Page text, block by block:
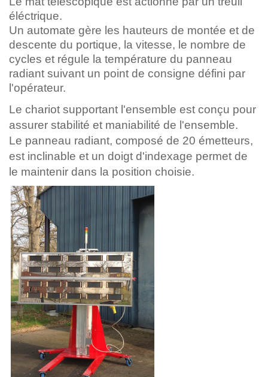
éléctrique.
Un automate gère les hauteurs de montée et de
descente du portique, la vitesse, le nombre de
cycles et régule la température du panneau
radiant suivant un point de consigne défini par
l'opérateur.
Le chariot supportant l'ensemble est conçu pour
assurer stabilité et maniabilité de l'ensemble.
Le panneau radiant, composé de 20 émetteurs,
est inclinable et un doigt d'indexage permet de
le maintenir dans la position choisie.